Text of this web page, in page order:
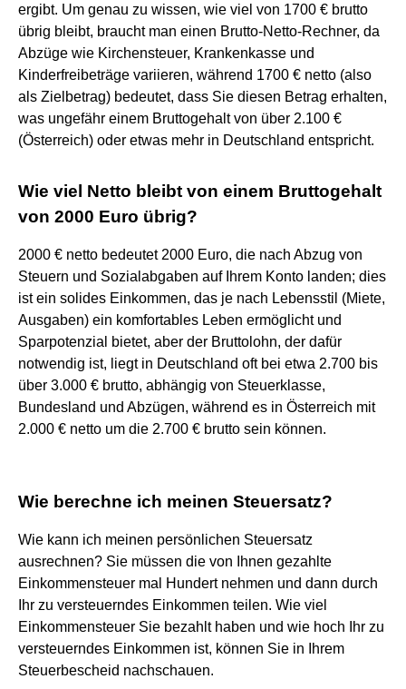
ergibt. Um genau zu wissen, wie viel von 1700 € brutto
übrig bleibt, braucht man einen Brutto-Netto-Rechner, da
Abzüge wie Kirchensteuer, Krankenkasse und
Kinderfreibeträge variieren, während 1700 € netto (also
als Zielbetrag) bedeutet, dass Sie diesen Betrag erhalten,
was ungefähr einem Bruttogehalt von über 2.100 €
(Österreich) oder etwas mehr in Deutschland entspricht.
Wie viel Netto bleibt von einem Bruttogehalt
von 2000 Euro übrig?
2000 € netto bedeutet 2000 Euro, die nach Abzug von
Steuern und Sozialabgaben auf Ihrem Konto landen; dies
ist ein solides Einkommen, das je nach Lebensstil (Miete,
Ausgaben) ein komfortables Leben ermöglicht und
Sparpotenzial bietet, aber der Bruttolohn, der dafür
notwendig ist, liegt in Deutschland oft bei etwa 2.700 bis
über 3.000 € brutto, abhängig von Steuerklasse,
Bundesland und Abzügen, während es in Österreich mit
2.000 € netto um die 2.700 € brutto sein können.
Wie berechne ich meinen Steuersatz?
Wie kann ich meinen persönlichen Steuersatz
ausrechnen? Sie müssen die von Ihnen gezahlte
Einkommensteuer mal Hundert nehmen und dann durch
Ihr zu versteuerndes Einkommen teilen. Wie viel
Einkommensteuer Sie bezahlt haben und wie hoch Ihr zu
versteuerndes Einkommen ist, können Sie in Ihrem
Steuerbescheid nachschauen.